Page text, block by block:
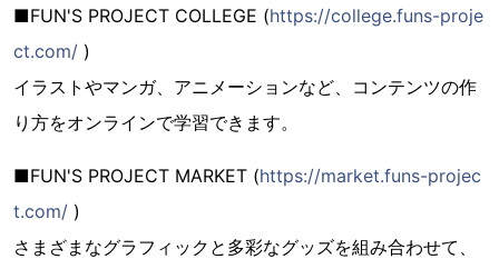
■FUN'S PROJECT COLLEGE (https://college.funs-proje
ct.com/ )
イラストやマンガ、アニメーションなど、コンテンツの作
り方をオンラインで学習できます。
■FUN'S PROJECT MARKET (https://market.funs-projec
t.com/ )
さまざまなグラフィックと多彩なグッズを組み合わせて、